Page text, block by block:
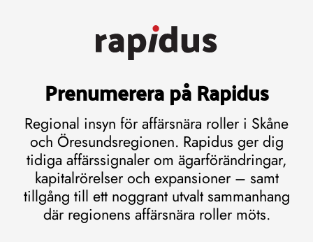
Prenumerera på Rapidus
Regional insyn för affärsnära roller i Skåne
och Öresundsregionen. Rapidus ger dig
tidiga affärssignaler om ägarförändringar,
kapitalrörelser och expansioner – samt
tillgång till ett noggrant utvalt sammanhang
där regionens affärsnära roller möts.